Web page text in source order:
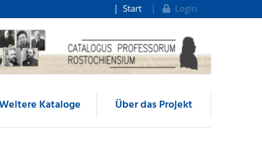
Start Login
Kataloge Über das Projekt